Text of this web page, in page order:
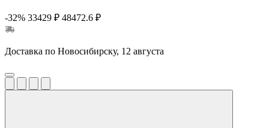
-32% 33429 ₽ 48472.6 ₽
Доставка по Новосибирску, 12 августа